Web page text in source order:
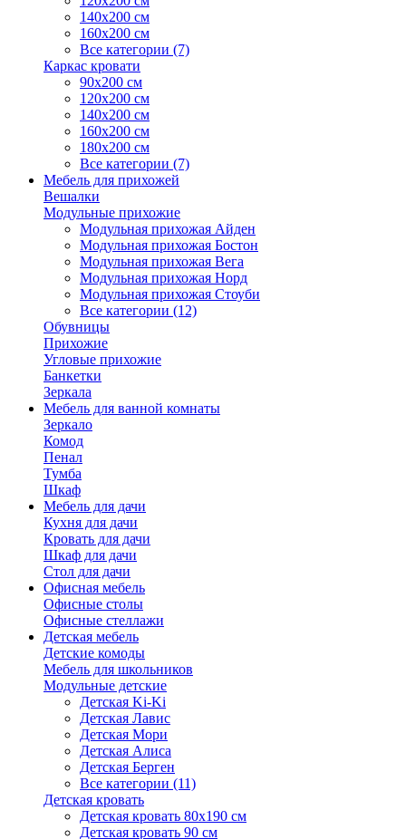
140х200 см
160х200 см
Все категории (7)
Каркас кровати
90х200 см
120х200 см
140х200 см
160х200 см
180х200 см
Все категории (7)
Мебель для прихожей
Вешалки
Модульные прихожие
Модульная прихожая Айден
Модульная прихожая Бостон
Модульная прихожая Вега
Модульная прихожая Норд
Модульная прихожая Стоуби
Все категории (12)
Обувницы
Прихожие
Угловые прихожие
Банкетки
Зеркала
Мебель для ванной комнаты
Зеркало
Комод
Пенал
Тумба
Шкаф
Мебель для дачи
Кухня для дачи
Кровать для дачи
Шкаф для дачи
Стол для дачи
Офисная мебель
Офисные столы
Офисные стеллажи
Детская мебель
Детские комоды
Мебель для школьников
Модульные детские
Детская Ki-Ki
Детская Лавис
Детская Мори
Детская Алиса
Детская Берген
Все категории (11)
Детская кровать
Детская кровать 80х190 см
Детская кровать 90 см